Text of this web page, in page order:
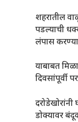
शहरातील
पडल्याची
लंपास
याबाबत
दिवसांपूर्वी
डोक्यावर